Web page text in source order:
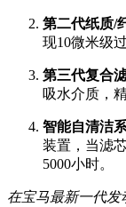
第二代纸质/
现10微米级
第三代复合
吸水介质，
智能自清洁
装置，当滤
5000小时。
在宝马最新一代